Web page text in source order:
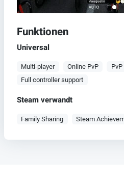
Funktionen
Universal
Multi-player Online PvP PvP
Full controller support
Steam verwandt
Family Sharing Steam